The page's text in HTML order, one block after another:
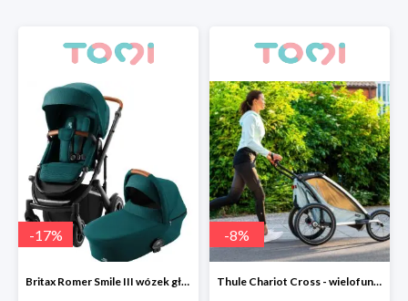
-17%
Britax Romer Smile III wózek głęboko-spacerowy
-8%
Thule Chariot Cross - wielofunkcyjna przyczepka sportowa